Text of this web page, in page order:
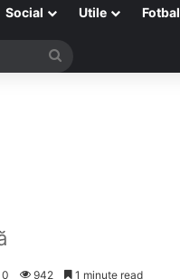
Social Utile Fotbal
Search
0 942 1 minute read